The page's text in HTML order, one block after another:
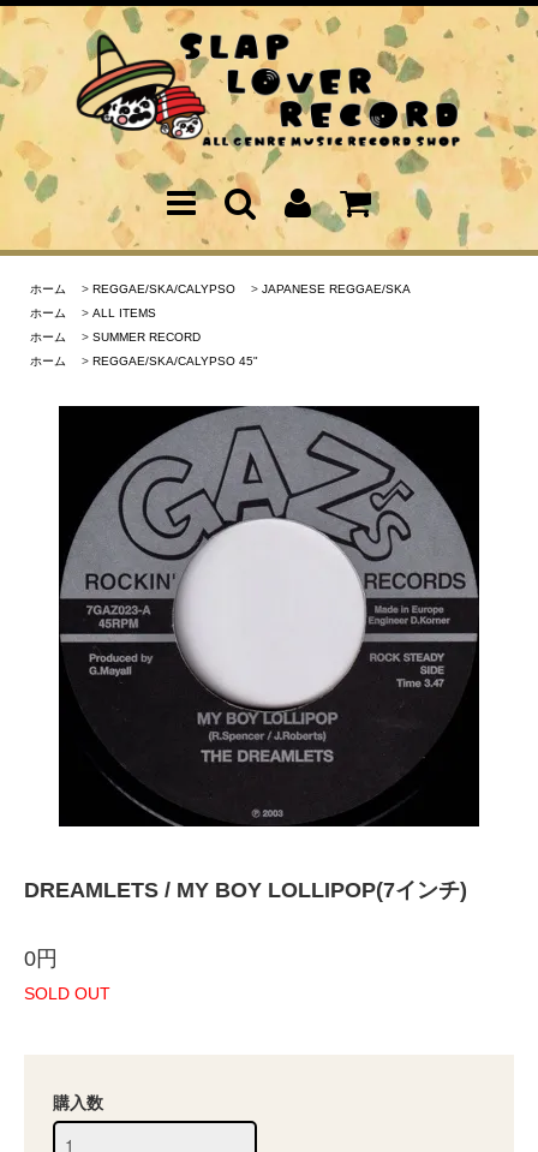
ホーム > REGGAE/SKA/CALYPSO > JAPANESE REGGAE/SKA
ホーム
> ALL ITEMS
ホーム
> SUMMER RECORD
ホーム
> REGGAE/SKA/CALYPSO 45"
DREAMLETS / MY BOY LOLLIPOP(7インチ)
0円
SOLD OUT
購入数